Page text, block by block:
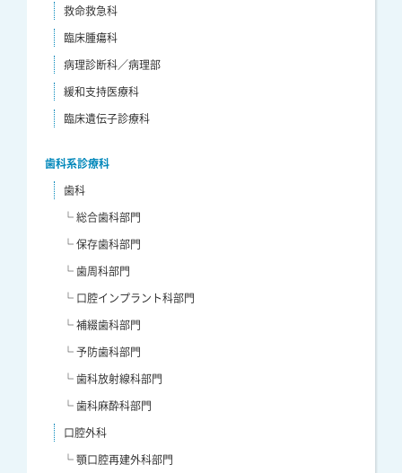
救命救急科
臨床腫瘍科
病理診断科／病理部
緩和支持医療科
臨床遺伝子診療科
歯科系診療科
歯科
└ 総合歯科部門
└ 保存歯科部門
└ 歯周科部門
└ 口腔インプラント科部門
└ 補綴歯科部門
└ 予防歯科部門
└ 歯科放射線科部門
└ 歯科麻酔科部門
口腔外科
└ 顎口腔再建外科部門